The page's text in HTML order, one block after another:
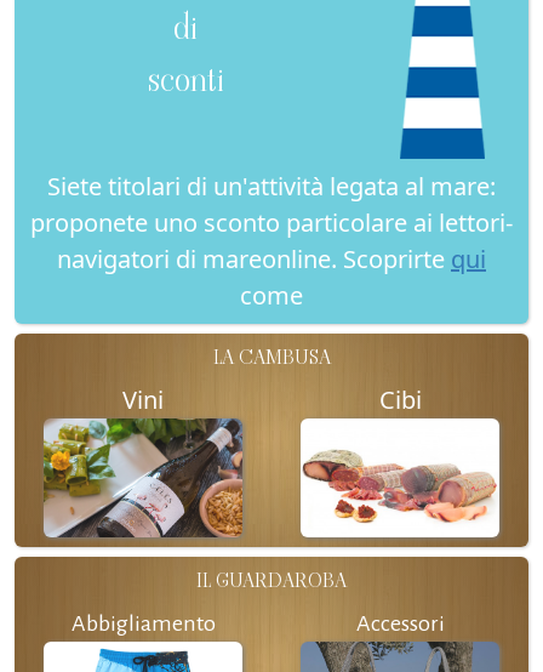
di
sconti
Siete titolari di un'attività legata al mare:
proponete uno sconto particolare ai lettori-
navigatori di mareonline. Scoprirte qui
come
LA CAMBUSA
Vini Cibi
IL GUARDAROBA
Abbigliamento Accessori